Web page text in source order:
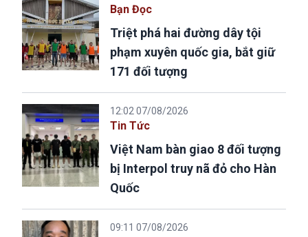
Bạn Đọc
Triệt phá hai đường dây tội
phạm xuyên quốc gia, bắt giữ
171 đối tượng
12:02 07/08/2026
Tin Tức
Việt Nam bàn giao 8 đối tượng
bị Interpol truy nã đỏ cho Hàn
Quốc
09:11 07/08/2026